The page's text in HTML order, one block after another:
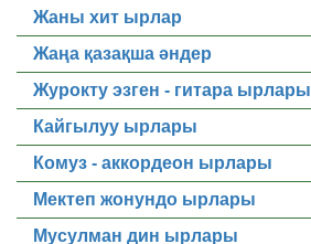
Жаны хит ырлар
Жаңа қазақша әндер
Журокту эзген - гитара ырлары
Кайгылуу ырлары
Комуз - аккордеон ырлары
Мектеп жонундо ырлары
Мусулман дин ырлары